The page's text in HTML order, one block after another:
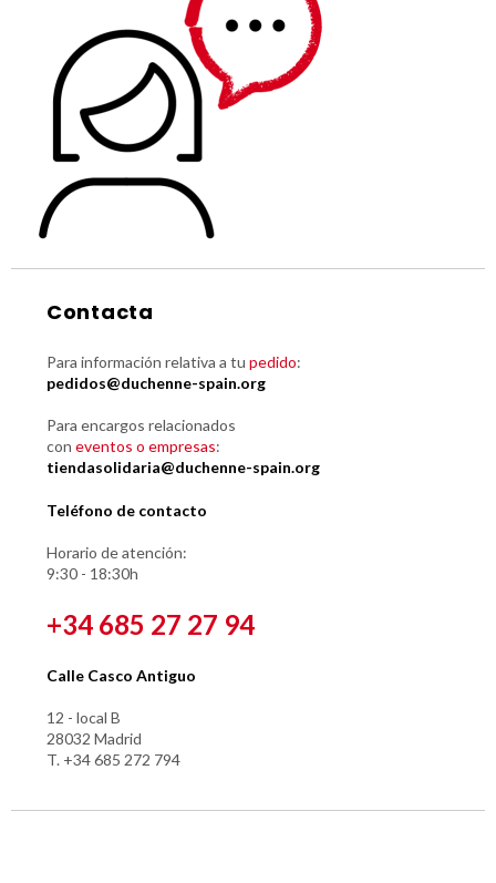
Contacta
Para información relativa a tu pedido:
pedidos@duchenne-spain.org
Para encargos relacionados
con eventos o empresas:
tiendasolidaria@duchenne-spain.org
Teléfono de contacto
Horario de atención:
9:30 - 18:30h
+34 685 27 27 94
Calle Casco Antiguo
12 - local B
28032 Madrid
T. +34 685 272 794